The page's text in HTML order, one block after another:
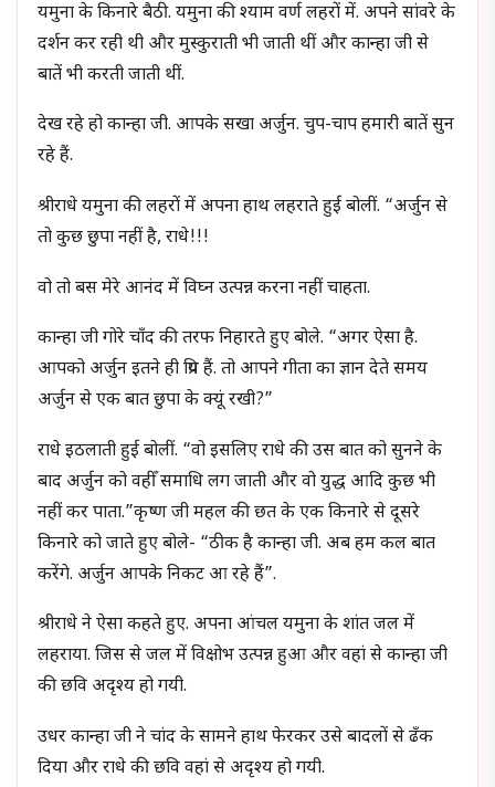
यमुना के किनारे बैठी. यमुना की श्याम वर्ण लहरों में. अपने सांवरे के
दर्शन कर रही थी और मुस्कुराती भी जाती थीं और कान्हा जी से
बातें भी करती जाती थीं.
देख रहे हो कान्हा जी. आपके सखा अर्जुन. चुप-चाप हमारी बातें सुन
रहे हैं.
श्रीराधे यमुना की लहरों में अपना हाथ लहराते हुई बोलीं. “अर्जुन से
तो कुछ छुपा नहीं है, राधे!!!
वो तो बस मेरे आनंद में विघ्न उत्पन्न करना नहीं चाहता.
कान्हा जी गोरे चाँद की तरफ निहारते हुए बोले. “अगर ऐसा है.
आपको अर्जुन इतने ही प्रिय हैं. तो आपने गीता का ज्ञान देते समय
अर्जुन से एक बात छुपा के क्यूं रखी?”
राधे इठलाती हुई बोलीं. “वो इसलिए राधे की उस बात को सुनने के
बाद अर्जुन को वहीँ समाधि लग जाती और वो युद्ध आदि कुछ भी
नहीं कर पाता.”कृष्ण जी महल की छत के एक किनारे से दूसरे
किनारे को जाते हुए बोले- “ठीक है कान्हा जी. अब हम कल बात
करेंगे. अर्जुन आपके निकट आ रहे हैं”.
श्रीराधे ने ऐसा कहते हुए. अपना आंचल यमुना के शांत जल में
लहराया. जिस से जल में विक्षोभ उत्पन्न हुआ और वहां से कान्हा जी
की छवि अदृश्य हो गयी.
उधर कान्हा जी ने चांद के सामने हाथ फेरकर उसे बादलों से ढँक
दिया और राधे की छवि वहां से अदृश्य हो गयी.